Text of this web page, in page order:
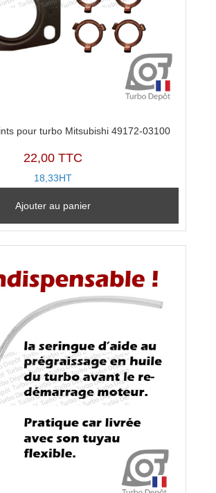
pour turbo Mitsubishi 49172-03100
22,00 TTC
18,33HT
Ajouter au panier